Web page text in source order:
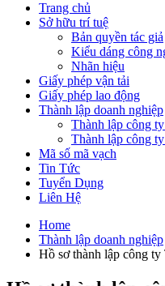
Trang chủ
Sở hữu trí tuệ
Bản quyền tác giả
Kiểu dáng công
Nhãn hiệu
Giấy phép vận tải
Giấy phép lao động
Thành lập doanh nghiệp
Thành lập công
Thành lập công
Mã số mã vạch
Tin Tức
Tuyển Dụng
Liên Hệ
Home
Thành lập doanh nghiệp
Hồ sơ thành lập công